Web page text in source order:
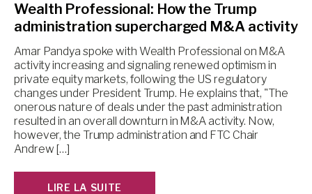
Wealth Professional: How the Trump
administration supercharged M&A activity
Amar Pandya spoke with Wealth Professional on M&A
activity increasing and signaling renewed optimism in
private equity markets, following the US regulatory
changes under President Trump. He explains that, "The
onerous nature of deals under the past administration
resulted in an overall downturn in M&A activity. Now,
however, the Trump administration and FTC Chair
Andrew […]
LIRE LA SUITE